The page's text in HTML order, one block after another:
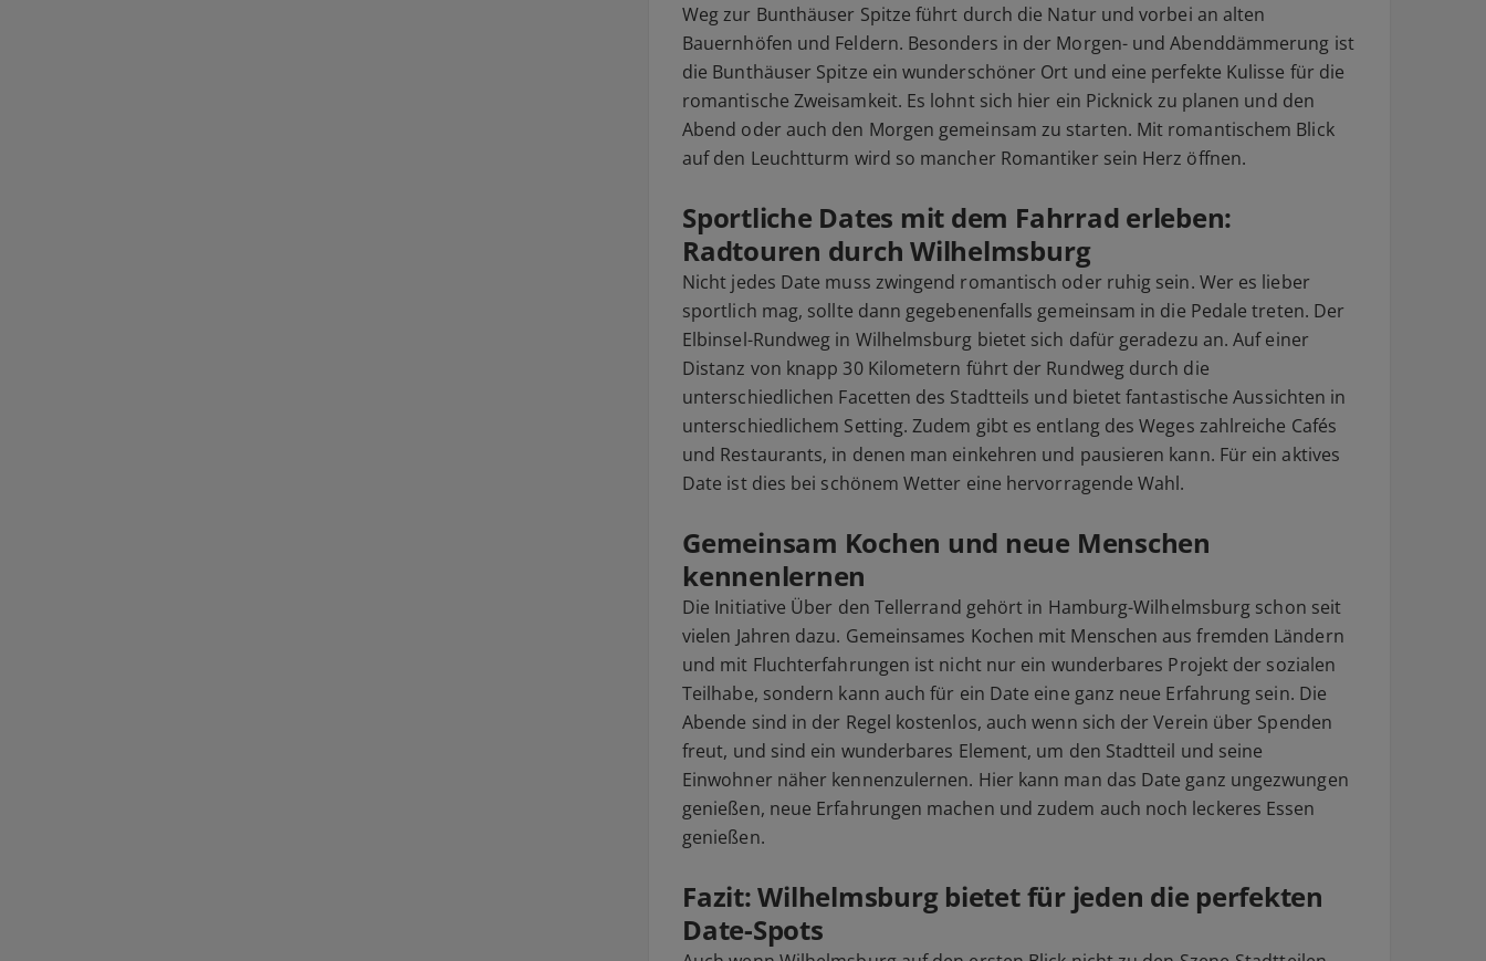
Weg zur Bunthäuser Spitze führt durch die Natur und vorbei an alten
Bauernhöfen und Feldern. Besonders in der Morgen- und Abenddämmerung ist
die Bunthäuser Spitze ein wunderschöner Ort und eine perfekte Kulisse für die
romantische Zweisamkeit. Es lohnt sich hier ein Picknick zu planen und den
Abend oder auch den Morgen gemeinsam zu starten. Mit romantischem Blick
auf den Leuchtturm wird so mancher Romantiker sein Herz öffnen.
Sportliche Dates mit dem Fahrrad erleben:
Radtouren durch Wilhelmsburg
Nicht jedes Date muss zwingend romantisch oder ruhig sein. Wer es lieber
sportlich mag, sollte dann gegebenenfalls gemeinsam in die Pedale treten. Der
Elbinsel-Rundweg in Wilhelmsburg bietet sich dafür geradezu an. Auf einer
Distanz von knapp 30 Kilometern führt der Rundweg durch die
unterschiedlichen Facetten des Stadtteils und bietet fantastische Aussichten in
unterschiedlichem Setting. Zudem gibt es entlang des Weges zahlreiche Cafés
und Restaurants, in denen man einkehren und pausieren kann. Für ein aktives
Date ist dies bei schönem Wetter eine hervorragende Wahl.
Gemeinsam Kochen und neue Menschen
kennenlernen
Die Initiative Über den Tellerrand gehört in Hamburg-Wilhelmsburg schon seit
vielen Jahren dazu. Gemeinsames Kochen mit Menschen aus fremden Ländern
und mit Fluchterfahrungen ist nicht nur ein wunderbares Projekt der sozialen
Teilhabe, sondern kann auch für ein Date eine ganz neue Erfahrung sein. Die
Abende sind in der Regel kostenlos, auch wenn sich der Verein über Spenden
freut, und sind ein wunderbares Element, um den Stadtteil und seine
Einwohner näher kennenzulernen. Hier kann man das Date ganz ungezwungen
genießen, neue Erfahrungen machen und zudem auch noch leckeres Essen
genießen.
Fazit: Wilhelmsburg bietet für jeden die perfekten
Date-Spots